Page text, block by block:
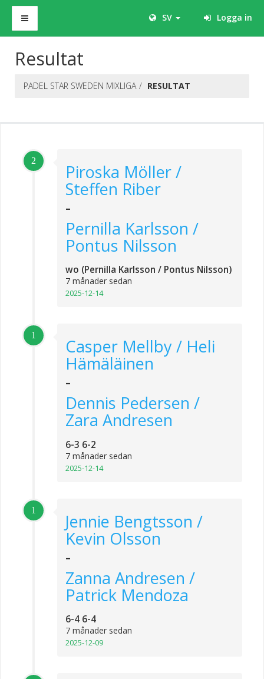
SV Logga in
Resultat
PADEL STAR SWEDEN MIXLIGA RESULTAT
2
Piroska Möller /
Steffen Riber
-
Pernilla Karlsson /
Pontus Nilsson
wo (Pernilla Karlsson / Pontus Nilsson)
7 månader sedan
2025-12-14
1
Casper Mellby / Heli
Hämäläinen
-
Dennis Pedersen /
Zara Andresen
6-3 6-2
7 månader sedan
2025-12-14
1
Jennie Bengtsson /
Kevin Olsson
-
Zanna Andresen /
Patrick Mendoza
6-4 6-4
7 månader sedan
2025-12-09